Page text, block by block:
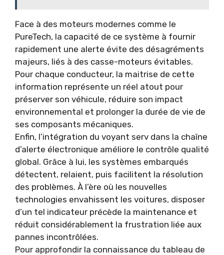
Face à des moteurs modernes comme le
PureTech, la capacité de ce système à fournir
rapidement une alerte évite des désagréments
majeurs, liés à des casse-moteurs évitables.
Pour chaque conducteur, la maitrise de cette
information représente un réel atout pour
préserver son véhicule, réduire son impact
environnemental et prolonger la durée de vie de
ses composants mécaniques.
Enfin, l’intégration du voyant serv dans la chaîne
d’alerte électronique améliore le contrôle qualité
global. Grâce à lui, les systèmes embarqués
détectent, relaient, puis facilitent la résolution
des problèmes. À l’ère où les nouvelles
technologies envahissent les voitures, disposer
d’un tel indicateur précède la maintenance et
réduit considérablement la frustration liée aux
pannes incontrôlées.
Pour approfondir la connaissance du tableau de